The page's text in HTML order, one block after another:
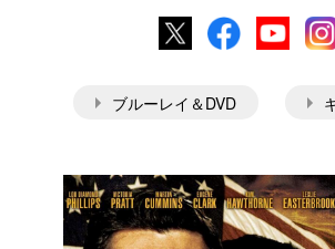
X FacebookYouTube
ブルーレイ＆DVD